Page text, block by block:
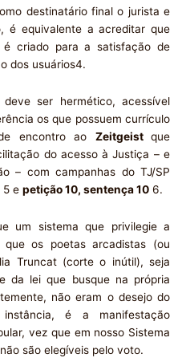
destinatário final o jurista e
é equivalente a acreditar que
criado para a satisfação de
dos usuários4.
ser hermético, acessível
os que possuem currículo
encontro ao Zeitgeist que
do acesso à Justiça – e
– com campanhas do TJ/SP
5 e petição 10, sentença 10 6.
um sistema que privilegie a
que os poetas arcadistas (ou
Truncat (corte o inútil), seja
da lei que busque na própria
não eram o desejo do
é a manifestação
vez que em nosso Sistema
são elegíveis pelo voto.